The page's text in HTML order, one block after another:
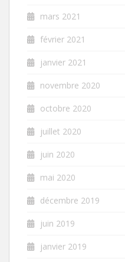
mars 2021
février 2021
janvier 2021
novembre 2020
octobre 2020
juillet 2020
juin 2020
mai 2020
décembre 2019
juin 2019
janvier 2019